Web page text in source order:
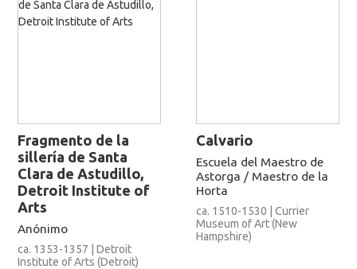
Fragmento de la
sillería de Santa
Clara de Astudillo,
Detroit Institute of
Arts
Anónimo
ca. 1353-1357 | Detroit
Institute of Arts (Detroit)
Calvario
Escuela del Maestro de
Astorga / Maestro de la
Horta
ca. 1510-1530 | Currier
Museum of Art (New
Hampshire)